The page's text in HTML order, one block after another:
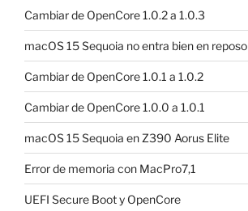
Cambiar de OpenCore 1.0.2 a 1.0.3
macOS 15 Sequoia no entra bien en reposo
Cambiar de OpenCore 1.0.1 a 1.0.2
Cambiar de OpenCore 1.0.0 a 1.0.1
macOS 15 Sequoia en Z390 Aorus Elite
Error de memoria con MacPro7,1
UEFI Secure Boot y OpenCore